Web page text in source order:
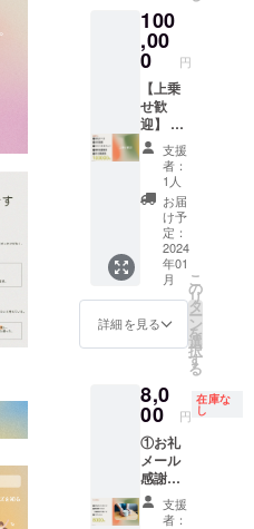
す。 ※
オンラ
イン参
加につ
いて
は、後
日申し
込み受
付を行
う場合
があり
ます。
す！ ※
原材料
及び添
加物等
の食品
表示は
お届け
商品の
ラベル
に表記
されま
す。 商
品開封
前には
必ずお
届けの
リター
付され
たラベ
意書き
をご確
認くだ
さい。
※缶のデ
ザイン
は変更
される
て、ご
連絡さ
せてい
ただき
ます。
※こちら
で掲載
しかね
ると判
断した
内容に
ついて
は、支
援者様
にご連
絡の
載内容
を修正
掲載を
いたし
ません
のでご
了承く
ださ
い。
が可能
です。
2024年
3月に代
表が
tawagr
amの開
発にあ
たっ
て、経
産省主
催『J-
starX』
の採択
者とし
てセク
ウェル
ネスに
訪れる
アメリ
カ・ワ
シント
ンD.C.
での活
動報告
も行い
こころ
のケア
の紹介
・性に
まつわ
るアイ
テムの
紹介 な
ど、一
人ひと
りに合
わせた
提案を
いたし
ます。
コミュ
ニケー
ショ
クニッ
クを見
直し、
改善の
ための
方法を
寄り添
いなが
載期
間：
2024年
4月〜
2025年
12月の1
年間
（予
定） 掲
載方
法：HP
に掲載
させて
いただ
きま
す。 掲
載内
容：備
望され
る企
業・団
体名を
必ずご
記入く
ださ
い。 ※
tawagr
amの体
験会は
もちろ
ん、学
生時代
から現
在に至
るまで
に触れ
てきた
性文化
や個人
の体験
のお話
しもし
ます。
また、
中高校
生向け
切な人
を傷つ
けず、
自己主
張する
ための
「ア
サー
100
,00
0 円
【上乗
せ歓
迎】 ①
お礼
メール
②お礼
動画 感
謝の気
持ちを
込めて
お送り
しま
す。 ※3
分〜5分
程度の
動画を
ていま
す。 ※
メン
バーか
らのお
礼及び
報告を
させて
支援
者：
1人
お届
け予
定：
2024
年01
月
詳細を見る
こ
の
リ
タ
ー
ン
を
選
択
す
る
8,0
00 円
在庫な
し
①お礼
メール
感謝の
気持ち
を込め
支援
者：